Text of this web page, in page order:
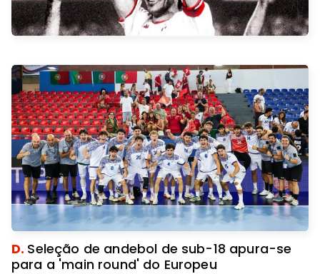
D. Seleção de andebol de sub-18 apura-se
para a 'main round' do Europeu